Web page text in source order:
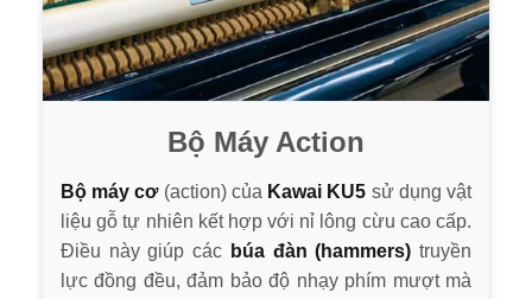
Bộ Máy Action
Bộ máy cơ(action) của Kawai KU5 sử dụng vật
liệu gỗ tự nhiên kết hợp với nỉ lông cừu cao cấp.
Điều này giúp các búa đàn (hammers) truyền
lực đồng đều, đảm bảo độ nhạy phím mượt mà